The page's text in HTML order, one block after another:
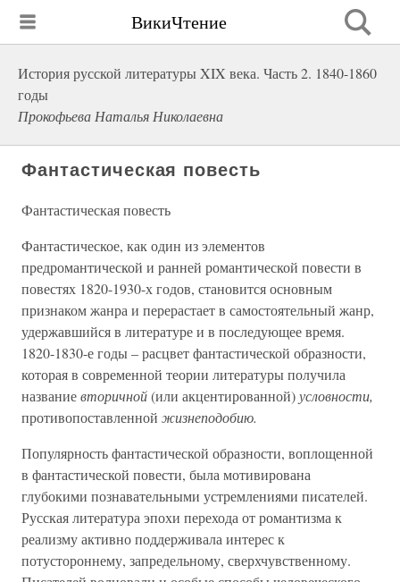
ВикиЧтение
История русской литературы XIX века. Часть 2. 1840-1860
годы
Прокофьева Наталья Николаевна
Фантастическая повесть
Фантастическая повесть
Фантастическое, как один из элементов
предромантической и ранней романтической повести в
повестях 1820-1930-х годов, становится основным
признаком жанра и перерастает в самостоятельный жанр,
удержавшийся в литературе и в последующее время.
1820-1830-е годы – расцвет фантастической образности,
которая в современной теории литературы получила
названиевторичной(или акцентированной)условности,
противопоставленной жизнеподобию.
Популярность фантастической образности, воплощенной
в фантастической повести, была мотивирована
глубокими познавательными устремлениями писателей.
Русская литература эпохи перехода от романтизма к
реализму активно поддерживала интерес к
потустороннему, запредельному, сверхчувственному.